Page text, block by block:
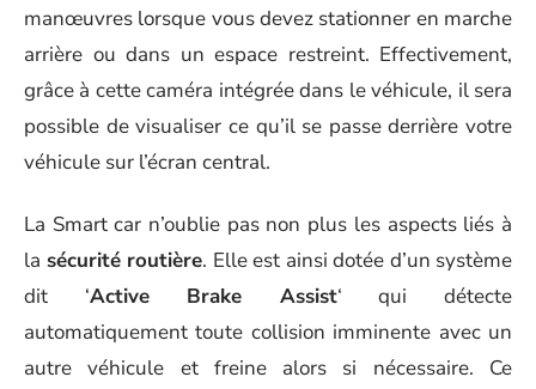
manœuvres lorsque vous devez stationner en marche
arrière ou dans un espace restreint. Effectivement,
grâce à cette caméra intégrée dans le véhicule, il sera
possible de visualiser ce qu’il se passe derrière votre
véhicule sur l’écran central.
La Smart car n’oublie pas non plus les aspects liés à
la sécurité routière. Elle est ainsi dotée d’un système
dit ‘Active Brake Assist‘ qui détecte
automatiquement toute collision imminente avec un
autre véhicule et freine alors si nécessaire. Ce